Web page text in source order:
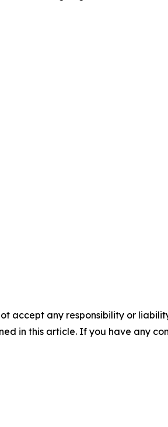
accept any responsibility or
in this article. If you have any